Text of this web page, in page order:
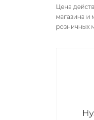
Цена
магазина и
розничных